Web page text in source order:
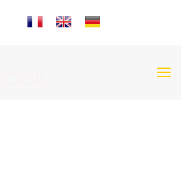
Sprache auswählen